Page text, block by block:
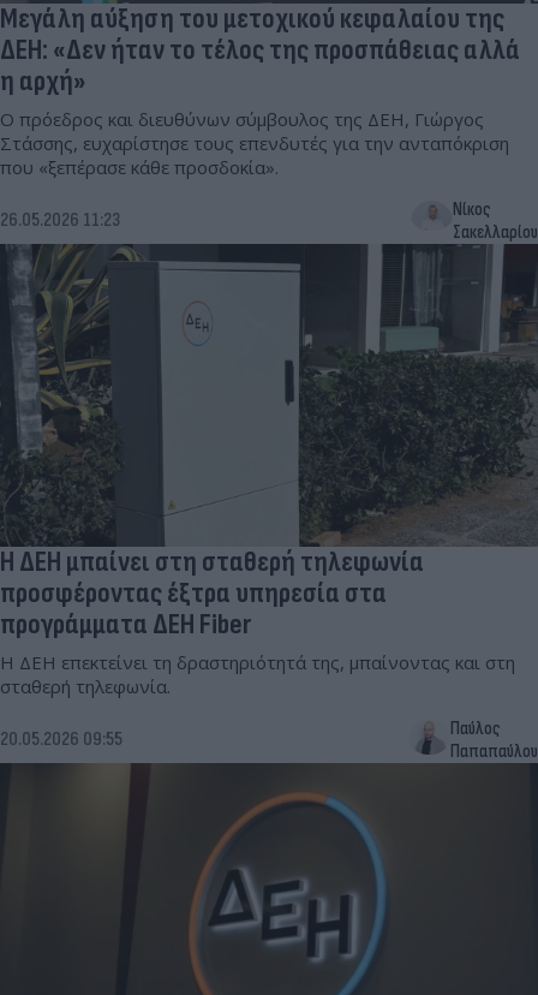
Μεγάλη αύξηση του μετοχικού κεφαλαίου της
ΔΕΗ: «Δεν ήταν το τέλος της προσπάθειας αλλά
η αρχή»
O πρόεδρος και διευθύνων σύμβουλος της ΔΕΗ, Γιώργος
Στάσσης, ευχαρίστησε τους επενδυτές για την ανταπόκριση
που «ξεπέρασε κάθε προσδοκία».
26.05.2026 11:23
Νίκος
Σακελλαρίου
Η ΔΕΗ μπαίνει στη σταθερή τηλεφωνία
προσφέροντας έξτρα υπηρεσία στα
προγράμματα ΔΕΗ Fiber
H ΔΕΗ επεκτείνει τη δραστηριότητά της, μπαίνοντας και στη
σταθερή τηλεφωνία.
20.05.2026 09:55
Παύλος
Παπαπαύλου